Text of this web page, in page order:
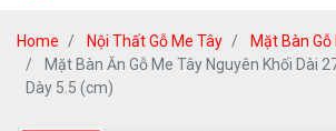
Home Nội Thất Gỗ Me Tây
Mặt Bàn Gỗ
Mặt Bàn Ăn Gỗ Me Tây Nguyên Khối Dài
Dày 5.5 (cm)